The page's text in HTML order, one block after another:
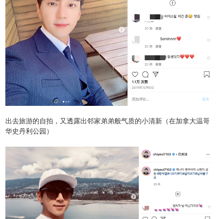
出去旅游的自拍，又透露出邻家弟弟般气质的小清新（在加拿大温哥
华史丹利公园）